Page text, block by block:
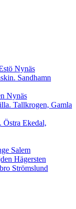
Nynäs
Sandhamn
Nynäs
Tallkrogen, Gamla
Östra Ekedal,
Salem
Hägersten
Strömslund